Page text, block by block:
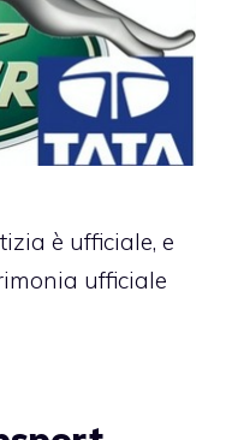
è ufficiale, e
ufficiale